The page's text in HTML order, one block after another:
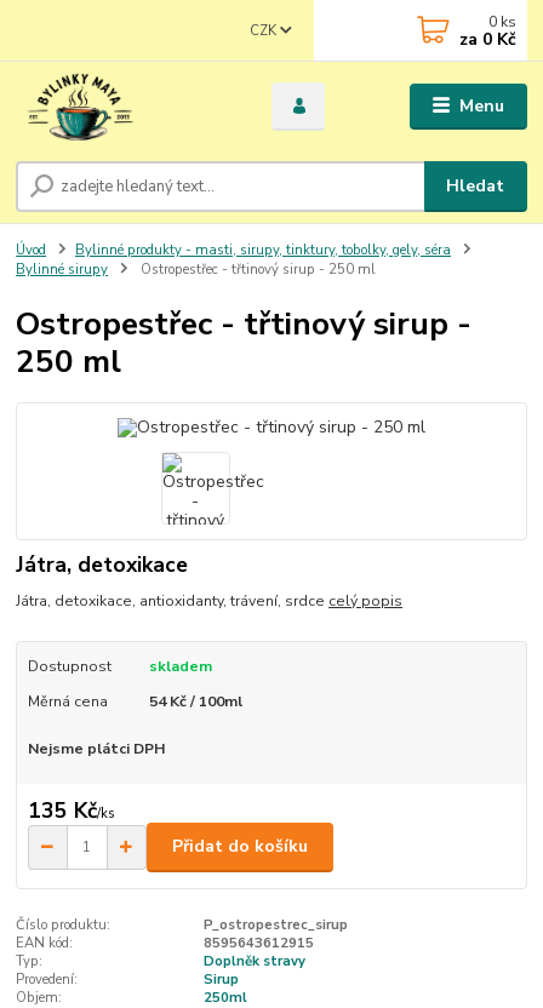
Menu
CZK
Hledat
0 ks
za 0 Kč
Úvod
Bylinné produkty - masti, sirupy, tinktury, tobolky, gely, séra
Bylinné sirupy
Ostropestřec - třtinový sirup - 250 ml
Ostropestřec - třtinový sirup -
250 ml
Játra, detoxikace
Játra, detoxikace, antioxidanty, trávení, srdce celý popis
Dostupnost
skladem
Měrná cena
54 Kč / 100ml
Nejsme plátci DPH
135 Kč/ks
Přidat do košíku
Číslo produktu:
P_ostropestrec_sirup
EAN kód:
8595643612915
Typ:
Doplněk stravy
Provedení:
Sirup
Objem:
250ml